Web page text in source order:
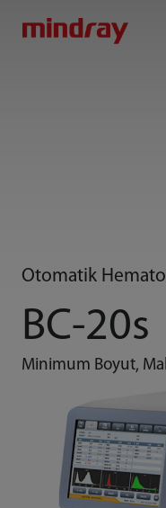
Otomatik
BC-20s
Minimum Boyut,